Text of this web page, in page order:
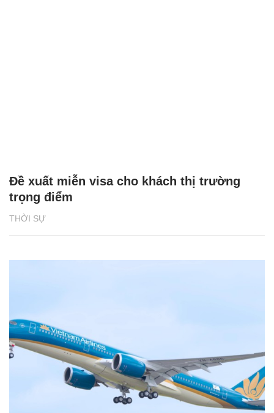
THỜI SỰ
Đề xuất miễn visa cho khách thị trường
trọng điểm